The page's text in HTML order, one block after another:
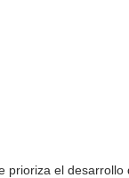
prioriza el